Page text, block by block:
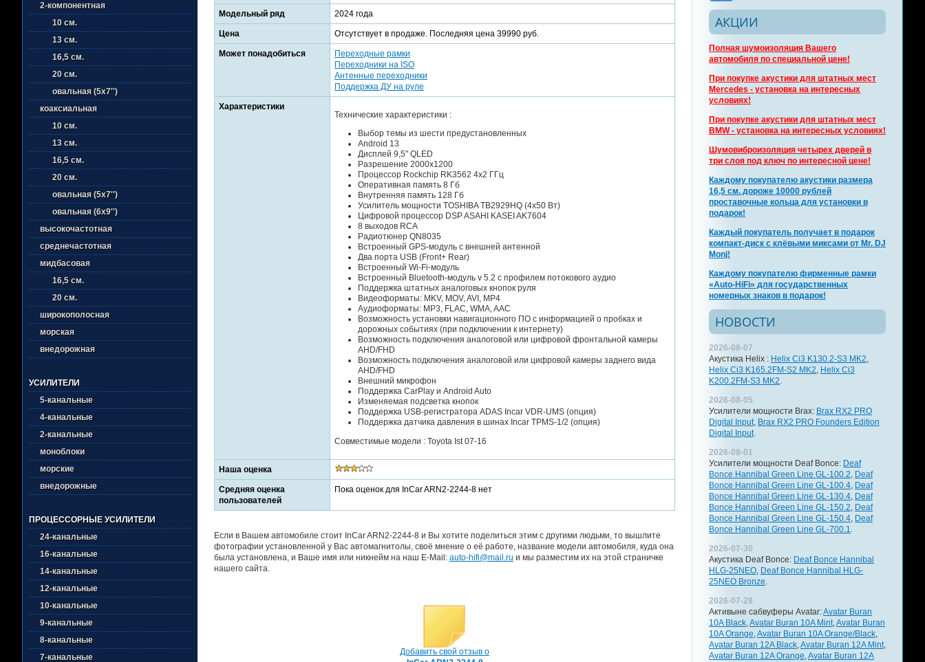
2-компонентная
10 см.
13 см.
16,5 см.
20 см.
овальная (5х7'')
коаксиальная
10 см.
13 см.
16,5 см.
20 см.
овальная (5х7'')
овальная (6х9'')
высокочастотная
среднечастотная
мидбасовая
16,5 см.
20 см.
широкополосная
морская
внедорожная
УСИЛИТЕЛИ
5-канальные
4-канальные
2-канальные
моноблоки
морские
внедорожные
ПРОЦЕССОРНЫЕ УСИЛИТЕЛИ
24-канальные
16-канальные
14-канальные
12-канальные
10-канальные
9-канальные
8-канальные
7-канальные
Модельный ряд 2024 года
Цена Отсутствует в продаже. Последняя цена 39990 руб.
Может понадобиться
Переходные рамки
Переходники на ISO
Антенные переходники
Поддержка ДУ на руле
Характеристики
Технические характеристики :
Выбор темы из шести предустановленных
Android 13
Дисплей 9,5" QLED
Разрешение 2000x1200
Процессор Rockchip RK3562 4x2 ГГц
Оперативная память 8 Гб
Внутренняя память 128 Гб
Усилитель мощности TOSHIBA TB2929HQ (4x50 Вт)
Цифровой процессор DSP ASAHI KASEI AK7604
8 выходов RCA
Радиотюнер QN8035
Встроенный GPS-модуль с внешней антенной
Два порта USB (Front+ Rear)
Встроенный Wi-Fi-модуль
Встроенный Bluetooth-модуль v 5.2 с профилем потокового аудио
Поддержка штатных аналоговых кнопок руля
Видеоформаты: MKV, MOV, AVI, MP4
Аудиоформаты: MP3, FLAC, WMA, AAC
Возможность установки навигационного ПО с информацией о пробках и
дорожных событиях (при подключении к интернету)
Возможность подключения аналоговой или цифровой фронтальной камеры
AHD/FHD
Возможность подключения аналоговой или цифровой камеры заднего вида
AHD/FHD
Внешний микрофон
Поддержка CarPlay и Android Auto
Изменяемая подсветка кнопок
Поддержка USB-регистратора ADAS Incar VDR-UMS (опция)
Поддержка датчика давления в шинах Incar TPMS-1/2 (опция)
Совместимые модели : Toyota Ist 07-16
Наша оценка
Средняя оценка
пользователей
Пока оценок для InCar ARN2-2244-8 нет
Если в Вашем автомобиле стоит InCar ARN2-2244-8 и Вы хотите поделиться этим с другими людьми, то вышлите
фотографии установленной у Вас автомагнитолы, своё мнение о её работе, название модели автомобиля, куда она
была установлена, и Ваше имя или никнейм на наш E-Mail: auto-hifi@mail.ru и мы разместим их на этой страничке
нашего сайта.
Добавить свой отзыв о
АКЦИИ
Полная шумоизоляция Вашего
автомобиля по специальной цене!
При покупке акустики для штатных мест
Mercedes - установка на интересных
условиях!
При покупке акустики для штатных мест
BMW - установка на интересных условиях!
Шумовиброизоляция четырех дверей в
три слоя под ключ по интересной цене!
Каждому покупателю акустики размера
16,5 см. дороже 10000 рублей
проставочные кольца для установки в
подарок!
Каждый покупатель получает в подарок
компакт-диск с клёвыми миксами от Mr. DJ
Monj!
Каждому покупателю фирменные рамки
«Auto-HiFi» для государственных
номерных знаков в подарок!
НОВОСТИ
2026-08-07
Акустика Helix : Helix Ci3 K130.2-S3 MK2,
Helix Ci3 K165.2FM-S2 MK2, Helix Ci3
K200.2FM-S3 MK2.
2026-08-05
Усилители мощности Brax: Brax RX2 PRO
Digital Input, Brax RX2 PRO Founders Edition
Digital Input.
2026-08-01
Усилители мощности Deaf Bonce: Deaf
Bonce Hannibal Green Line GL-100.2, Deaf
Bonce Hannibal Green Line GL-100.4, Deaf
Bonce Hannibal Green Line GL-130.4, Deaf
Bonce Hannibal Green Line GL-150.2, Deaf
Bonce Hannibal Green Line GL-150.4, Deaf
Bonce Hannibal Green Line GL-700.1.
2026-07-30
Акустика Deaf Bonce: Deaf Bonce Hannibal
HLG-25NEO, Deaf Bonce Hannibal HLG-
25NEO Bronze.
2026-07-28
Активыне сабвуферы Avatar:Avatar Buran
10A Black,Avatar Buran 10A Mint,Avatar Buran
10A Orange,Avatar Buran 10A Orange/Black,
Avatar Buran 12A Black,Avatar Buran 12A Mint,
Avatar Buran 12A Orange,Avatar Buran 12A